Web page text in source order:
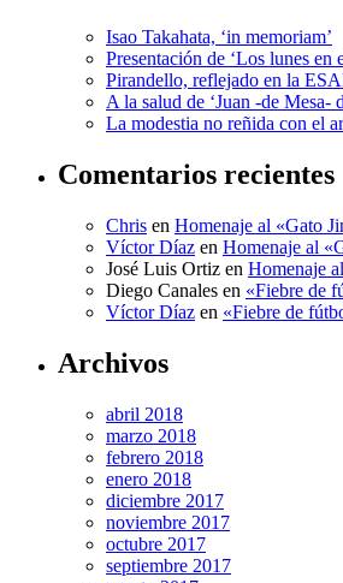
Isao Takahata, ‘in memoriam’
Presentación de ‘Los lunes en
Pirandello, reflejado en la
A la salud de ‘Juan -de Mesa-
La modestia no reñida con el
Comentarios recientes
Chris en Homenaje al «Gato
Víctor Díaz en Homenaje al
José Luis Ortiz en Homenaje
Diego Canales en «Fiebre de
Víctor Díaz en «Fiebre de
Archivos
abril 2018
marzo 2018
febrero 2018
enero 2018
diciembre 2017
noviembre 2017
octubre 2017
septiembre 2017